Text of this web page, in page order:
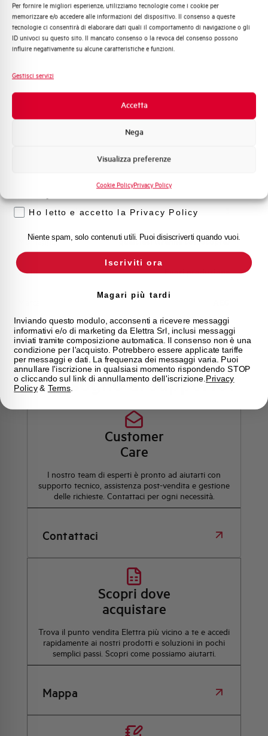
Per fornire le migliori esperienze, utilizziamo tecnologie come i cookie per
memorizzare e/o accedere alle informazioni del dispositivo. Il consenso a queste
tecnologie ci consentirà di elaborare dati quali il comportamento di navigazione o gli
ID univoci su questo sito. Il mancato consenso o la revoca del consenso possono
influire negativamente su alcune caratteristiche e funzioni.
Gestisci servizi
Accetta
Nega
Visualizza preferenze
Cookie PolicyPrivacy Policy
Capacità dei terminali 1…35 mm²
Adatto al sezionamento
Temperatura di stoccaggio -55/+55 °C
Temperatura di riferimento (°C)
Classe di limitazione
Montaggio qualsiasi (tranne sottosopra)
Stato Fuori produzione
Hai bisogno di supporto?
Customer
Care
l nostro team di esperti è pronto ad aiutarti con
supporto tecnico, assistenza post-vendita e gestione
delle richieste. Contattaci per ogni necessità.
Contattaci
Scopri dove
acquistare
Trova il punto vendita Elettra più vicino a te e accedi
rapidamente ai nostri prodotti e soluzioni in pochi
semplici passi. Scopri come possiamo aiutarti.
Mappa
Quali argomenti ti interessano di più?
Distribuzione di Energia
Automazione Industriale
Sistema Quadri
Promozioni e offerte
Formazione tecnica
Voglio ricevere aggiornamenti, novità di
Ho letto e accetto la Privacy Policy
Niente spam, solo contenuti utili. Puoi disiscriverti quando vuoi.
Iscriviti ora
Magari più tardi
Inviando questo modulo, acconsenti a ricevere messaggi
informativi e/o di marketing da Elettra Srl, inclusi messaggi
inviati tramite composizione automatica. Il consenso non è una
condizione per l'acquisto. Potrebbero essere applicate tariffe
per messaggi e dati. La frequenza dei messaggi varia. Puoi
annullare l'iscrizione in qualsiasi momento rispondendo STOP
o cliccando sul link di annullamento dell'iscrizione. Privacy
Policy& Terms